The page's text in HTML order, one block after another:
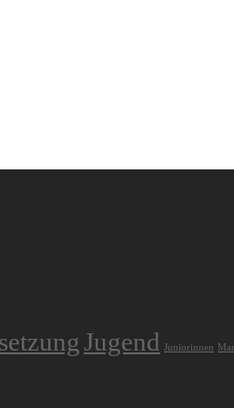
Jugend Juniorinnen